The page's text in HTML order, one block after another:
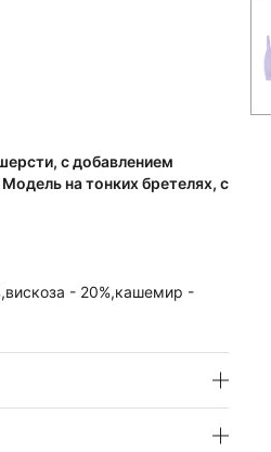
с добавлением
на тонких бретелях, с
- 20%,кашемир -